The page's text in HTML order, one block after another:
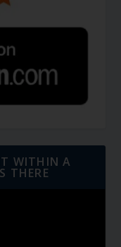
WITHIN A
THERE